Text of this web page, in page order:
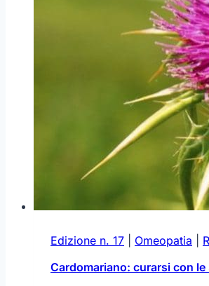
Edizione n. 17 Omeopatia
Cardomariano: curarsi con le